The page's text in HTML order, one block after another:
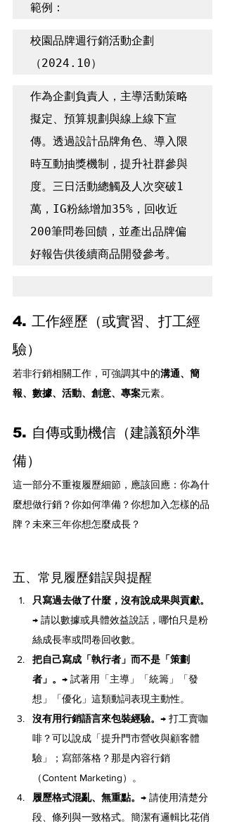
範例：
校園品牌週行銷活動企劃
（2024.10）
作為企劃負責人，主導活動策略
擬定、預算規劃與線上線下宣
傳。透過設計品牌角色、導入限
時互動抽獎機制，提升社群參與
度。三日活動總觸及人次突破1
萬，IG粉絲增加35%，回收近
200筆問卷回饋，並產出品牌偏
好報告供後續商品開發參考。
4. 工作經歷（或實習、打工經
驗）
若非行銷相關工作，可強調其中的溝通、簡
報、數據、活動、創意、專案元素。
5. 自傳或動機信（建議額外準
備）
這一部分不重複履歷細節，應該回應：你為什
麼想做行銷？你如何準備？你想加入怎樣的品
牌？未來三年你想怎麼成長？
五、常見履歷錯誤與提醒
只寫過去做了什麼，沒有說成果與貢獻。
→ 請以數據或具體效益說話，哪怕只是粉
絲成長率或問卷回收數。
把自己寫成「執行者」而不是「策劃
者」。 → 試著用「主導」「統籌」「發
想」「優化」這類動詞表現主動性。
沒有用行銷語言來包裝經驗。 → 打工賣咖
啡？可以說成「提升門市營收與顧客體
驗」；寫部落格？那是內容行銷
（Content Marketing）。
履歷格式混亂、無重點。 → 請使用清楚分
段、條列與一致格式。簡潔有邏輯比花俏